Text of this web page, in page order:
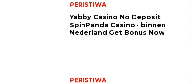
PERISTIWA
Yabby Casino No Deposit
SpinPanda Casino · binnen
Nederland Get Bonus Now
PERISTIWA